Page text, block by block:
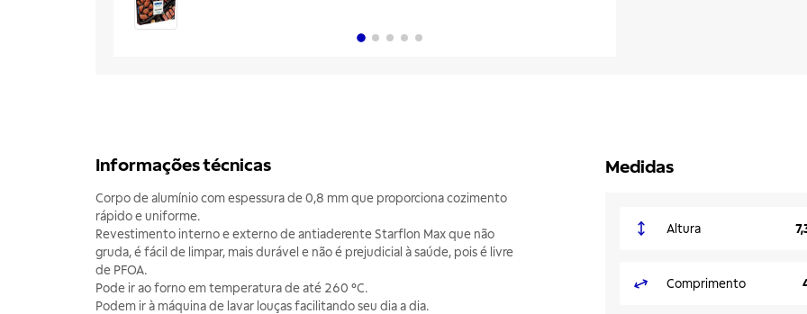
Informações técnicas
Corpo de alumínio com espessura de 0,8 mm que proporciona cozimento
rápido e uniforme.
Revestimento interno e externo de antiaderente Starflon Max que não
gruda, é fácil de limpar, mais durável e não é prejudicial à saúde, pois é livre
de PFOA.
Pode ir ao forno em temperatura de até 260 °C.
Podem ir à máquina de lavar louças facilitando seu dia a dia.
Medidas
Altura
Comprimento